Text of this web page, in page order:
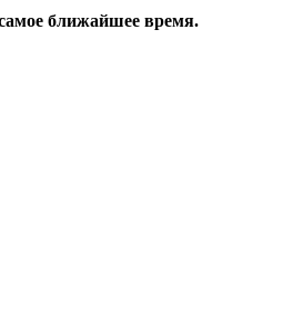
ближайшее время.